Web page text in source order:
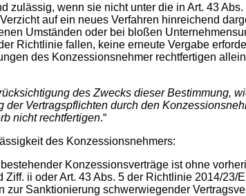
zulässig, wenn sie nicht unter die in Art. 43
auf ein neues Verfahren hinreichend
Umständen oder bei bloßen
Richtlinie fallen, keine erneute Vergabe
des Konzessionsnehmer rechtfertigen
des Zwecks dieser Bestimmung,
der Vertragspflichten durch den
nicht rechtfertigen.“
des Konzessionsnehmers:
Konzessionsverträge ist ohne
Ziff. ii oder Art. 43 Abs. 5 der Richtlinie 2014/23/
zur Sanktionierung schwerwiegender